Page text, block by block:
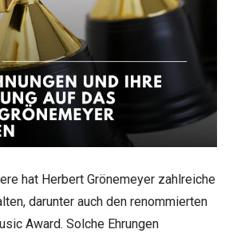
hat Herbert Grönemeyer zahlreiche
darunter auch den renommierten
Award. Solche Ehrungen